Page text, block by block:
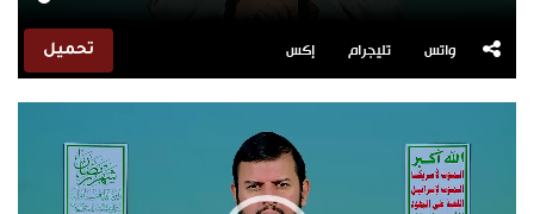
واتس تليجرام إكس تحميل
الفيديو